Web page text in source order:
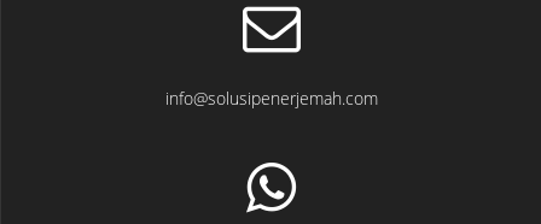
info@solusipenerjemah.com